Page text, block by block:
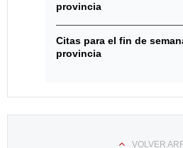
provincia
Citas para el fin de
provincia
VOLVER